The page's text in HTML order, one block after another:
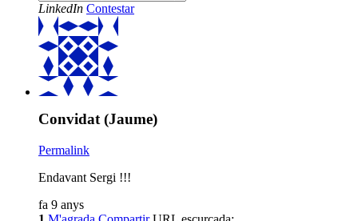
LinkedIn Contestar
Convidat (Jaume)
Permalink
Endavant Sergi !!!
fa 9 anys